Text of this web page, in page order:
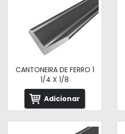
CANTONEIRA DE FERRO 1
1/4 X 1/8
Adicionar